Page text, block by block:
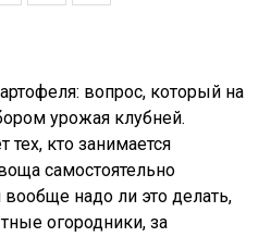
вопрос, который на
урожая клубней.
тех, кто занимается
самостоятельно
надо ли это делать,
огородники, за